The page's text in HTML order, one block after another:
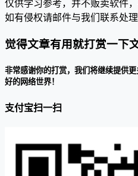
仅供学习参考，并不贩卖软件
如有侵权请邮件与我们联系处理
觉得文章有用就打赏一下
非常感谢你的打赏，我们将继续提供
好的网络世界！
支付宝扫一扫